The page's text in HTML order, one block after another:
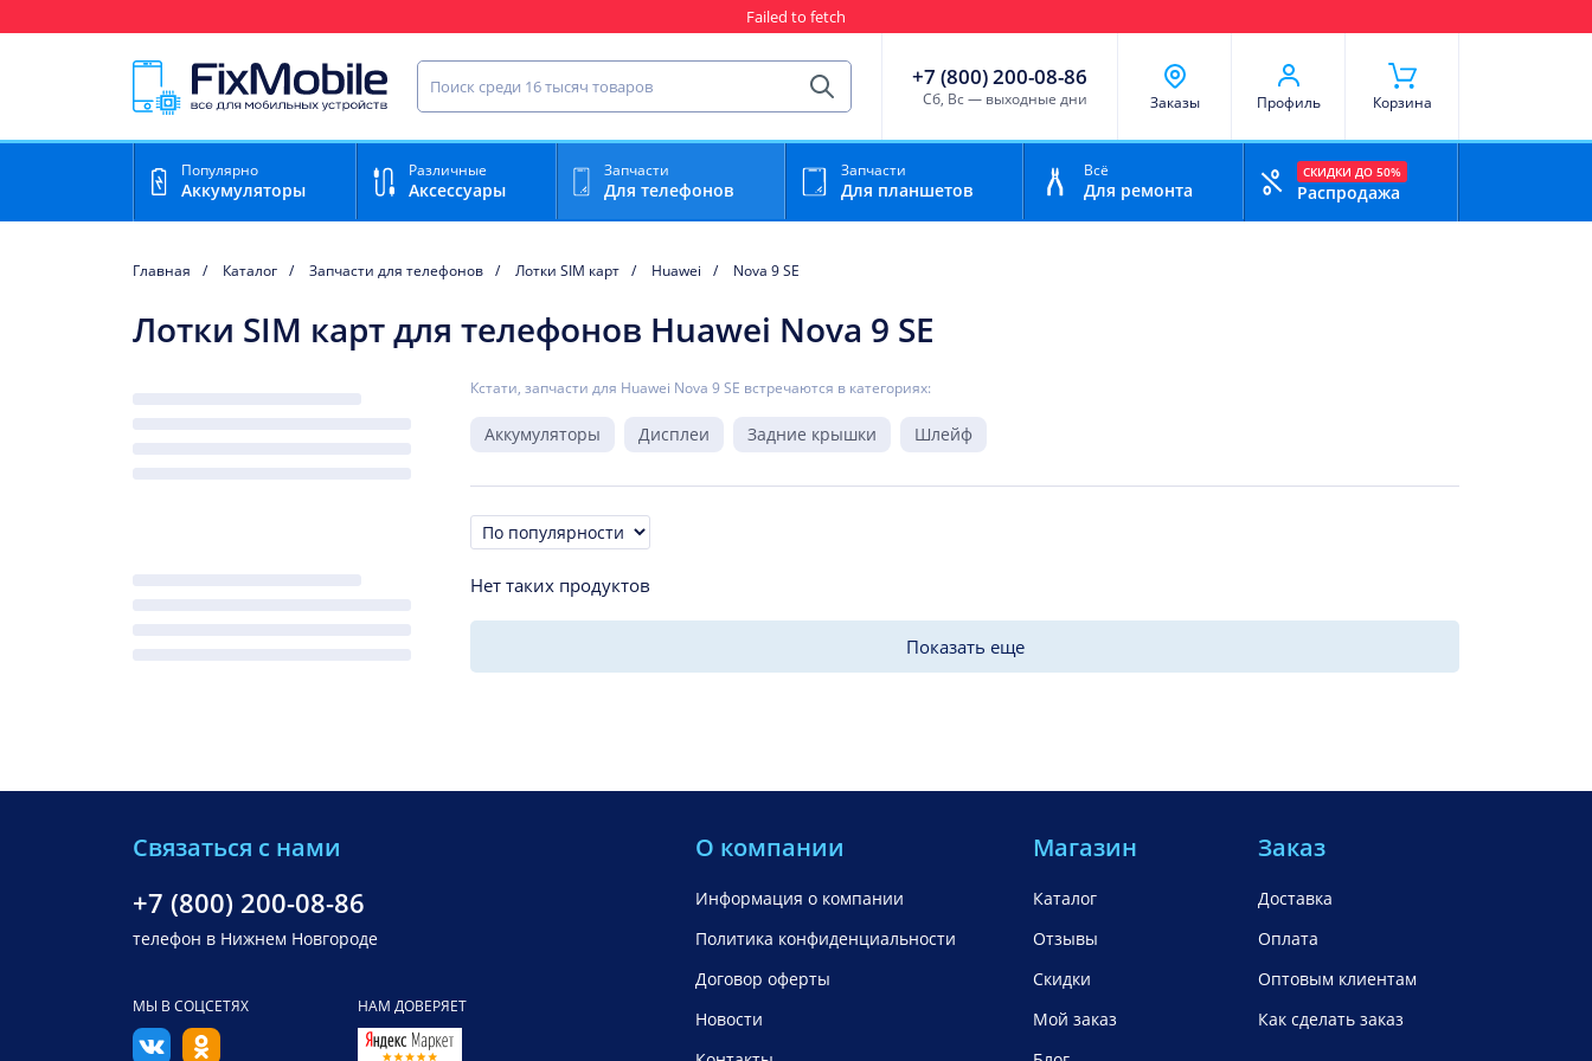
Failed to fetch
Найти запчасть для мобильного устройства
Найти
+7 (800) 200-08-86
Cб, Вс — выходные дни Заказы Профиль Корзина
Популярно
Аккумуляторы
Различные
Аксессуары
Запчасти
Для телефонов
Запчасти
Для планшетов
Всё
Для ремонта
СКИДКИ ДО 50%
Распродажа
Главная Каталог Запчасти для телефонов Лотки SIM карт Huawei Nova 9 SE
Лотки SIM карт для телефонов Huawei Nova 9 SE
Кстати, запчасти для Huawei Nova 9 SE встречаются в категориях:
Аккумуляторы Дисплеи Задние крышки Шлейф
Сортировка
Нет таких продуктов
Показать еще
Связаться с нами
+7 (800) 200-08-86
телефон в Нижнем Новгороде
МЫ В СОЦСЕТЯХ НАМ ДОВЕРЯЕТ
О компании
Информация о компании
Политика конфиденциальности
Договор оферты
Новости
Магазин
Каталог
Отзывы
Скидки
Мой заказ
Заказ
Доставка
Оплата
Оптовым клиентам
Как сделать заказ